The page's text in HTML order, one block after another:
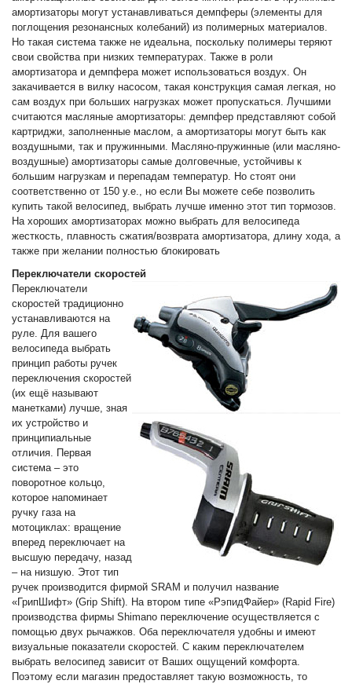
амортизаторы могут устанавливаться демпферы (элементы для
поглощения резонансных колебаний) из полимерных материалов.
Но такая система также не идеальна, поскольку полимеры теряют
свои свойства при низких температурах. Также в роли
амортизатора и демпфера может использоваться воздух. Он
закачивается в вилку насосом, такая конструкция самая легкая, но
сам воздух при больших нагрузках может пропускаться. Лучшими
считаются масляные амортизаторы: демпфер представляют собой
картриджи, заполненные маслом, а амортизаторы могут быть как
воздушными, так и пружинными. Масляно-пружинные (или масляно-
воздушные) амортизаторы самые долговечные, устойчивы к
большим нагрузкам и перепадам температур. Но стоят они
соответственно от 150 у.е., но если Вы можете себе позволить
купить такой велосипед, выбрать лучше именно этот тип тормозов.
На хороших амортизаторах можно выбрать для велосипеда
жесткость, плавность сжатия/возврата амортизатора, длину хода, а
также при желании полностью блокировать
Переключатели скоростей
Переключатели
скоростей традиционно
устанавливаются на
руле. Для вашего
велосипеда выбрать
принцип работы ручек
переключения скоростей
(их ещё называют
манетками) лучше, зная
их устройство и
принципиальные
отличия. Первая
система – это
поворотное кольцо,
которое напоминает
ручку газа на
мотоциклах: вращение
вперед переключает на
высшую передачу, назад
– на низшую. Этот тип
ручек производится фирмой SRAM и получил название
«ГрипШифт» (Grip Shift). На втором типе «РэпидФайер» (Rapid Fire)
производства фирмы Shimano переключение осуществляется с
помощью двух рычажков. Оба переключателя удобны и имеют
визуальные показатели скоростей. С каким переключателем
выбрать велосипед зависит от Ваших ощущений комфорта.
Поэтому если магазин предоставляет такую возможность, то